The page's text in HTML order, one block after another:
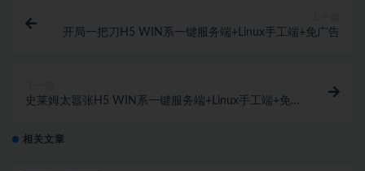
开局一把刀H5 WIN系一键服务端+Linux手工端+免广告
史莱姆太嚣张H5 WIN系一键服务端+Linux手工端+免广
相关文章